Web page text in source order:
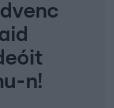
n!